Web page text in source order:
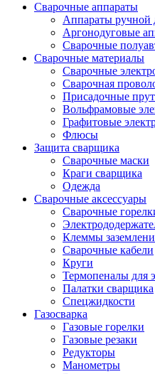
Сварочные аппараты
Аппараты ручной
Аргонодуговые
Сварочные
Сварочные материалы
Сварочные
Сварочная
Присадочные
Вольфрамовые
Графитовые
Флюсы
Защита сварщика
Сварочные маски
Краги сварщика
Одежда
Сварочные аксессуары
Сварочные
Клеммы
Сварочные кабели
Круги
Термопеналы для
Палатки сварщика
Спецжидкости
Газосварка
Газовые горелки
Газовые резаки
Редукторы
Манометры